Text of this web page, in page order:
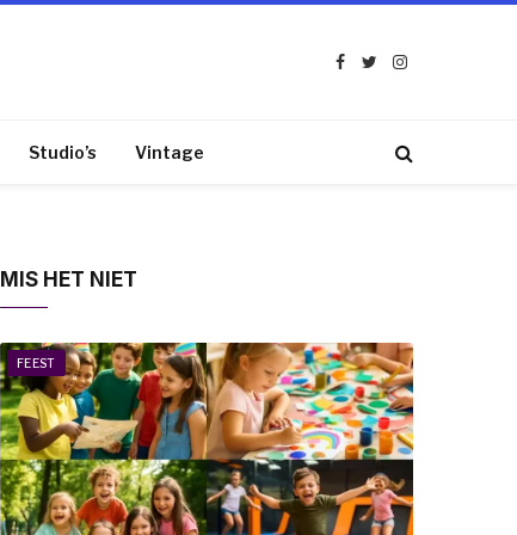
Facebook
TwitterInstagram
Studio’s Vintage
MIS HET NIET
FEEST